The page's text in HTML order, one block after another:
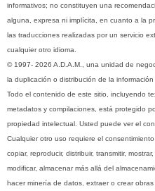
informativos; no constituyen una
alguna, expresa ni implícita, en cuanto a la
las traducciones realizadas por un servicio
cualquier otro idioma.
© 1997- 2026 A.D.A.M., una unidad de
la duplicación o distribución de la
Todo el contenido de este sitio, incluyendo
metadatos y compilaciones, está protegido
propiedad intelectual. Usted puede ver el
Cualquier otro uso requiere el
copiar, reproducir, distribuir, transmitir,
modificar, almacenar más allá del
hacer minería de datos, extraer o crear